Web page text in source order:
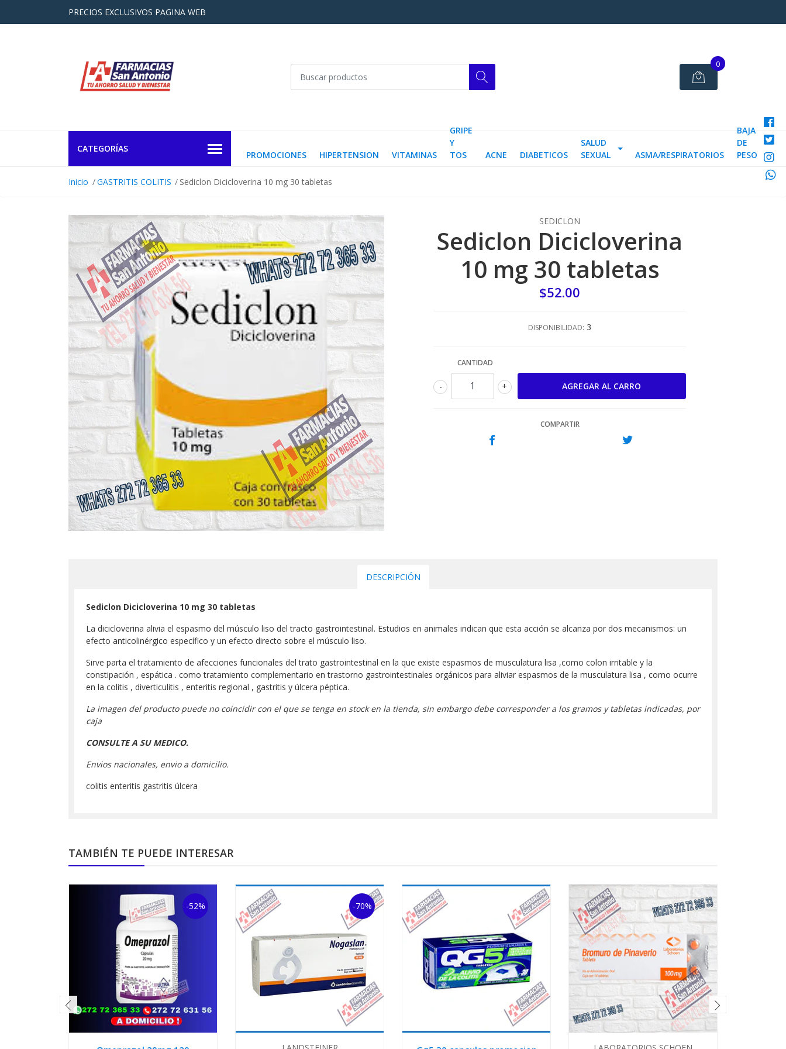
PRECIOS EXCLUSIVOS PAGINA WEB
0
CATEGORÍAS
PROMOCIONES HIPERTENSION VITAMINAS
GRIPE
Y
TOS
ACNE DIABETICOS
SALUD
SEXUAL
ASMA/RESPIRATORIOS
BAJA
DE
PESO
Inicio GASTRITIS COLITIS Sediclon Dicicloverina 10 mg 30 tabletas
SEDICLON
Sediclon Dicicloverina
10 mg 30 tabletas
$52.00
DISPONIBILIDAD: 3
CANTIDAD
+
-
COMPARTIR
DESCRIPCIÓN
Sediclon Dicicloverina 10 mg 30 tabletas
La dicicloverina alivia el espasmo del músculo liso del tracto gastrointestinal. Estudios en animales indican que esta acción se alcanza por dos mecanismos: un
efecto anticolinérgico específico y un efecto directo sobre el músculo liso.
Sirve parta el tratamiento de afecciones funcionales del trato gastrointestinal en la que existe espasmos de musculatura lisa ,como colon irritable y la
constipación , espática . como tratamiento complementario en trastorno gastrointestinales orgánicos para aliviar espasmos de la musculatura lisa , como ocurre
en la colitis , diverticulitis , enteritis regional , gastritis y úlcera péptica.
La imagen del producto puede no coincidir con el que se tenga en stock en la tienda, sin embargo debe corresponder a los gramos y tabletas indicadas, por
caja
CONSULTE A SU MEDICO.
Envios nacionales, envio a domicilio.
colitis enteritis gastritis úlcera
TAMBIÉN TE PUEDE INTERESAR
-52% -70%